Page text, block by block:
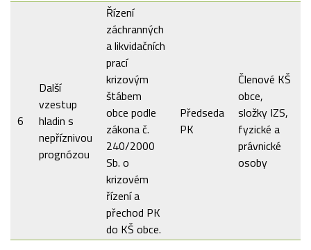
6
Další
vzestup
hladin s
nepříznivou
prognózou
Řízení
záchranných
a likvidačních
prací
krizovým
štábem
obce podle
zákona č.
240/2000
Sb. o
krizovém
řízení a
přechod PK
do KŠ obce.
Předseda
PK
Členové KŠ
obce,
složky IZS,
fyzické a
právnické
osoby